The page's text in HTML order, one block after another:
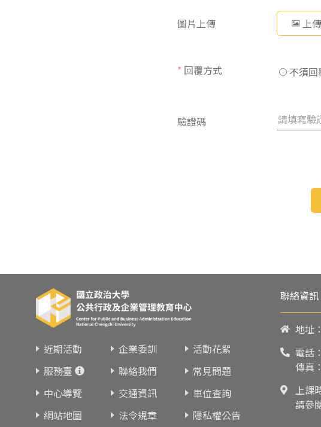
圖片上傳 上
* 回覆方式 不須回
驗證碼
近期活動 企業委訓
活動花絮
服務臺
聯絡我們
常見問題
中心導覽
交通資訊
車位查詢
網站地圖
法令規章 隱私權公告
聯絡資訊
地址
電話：
傳真
上課
請參